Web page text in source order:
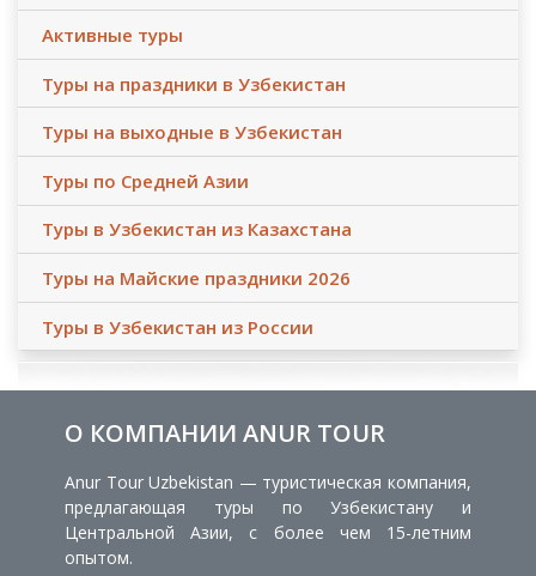
Активные туры
Туры на праздники в Узбекистан
Туры на выходные в Узбекистан
Туры по Средней Азии
Туры в Узбекистан из Казахстана
Туры на Майские праздники 2026
Туры в Узбекистан из России
О КОМПАНИИ ANUR TOUR
Anur Tour Uzbekistan — туристическая компания,
предлагающая туры по Узбекистану и
Центральной Азии, с более чем 15-летним
опытом.